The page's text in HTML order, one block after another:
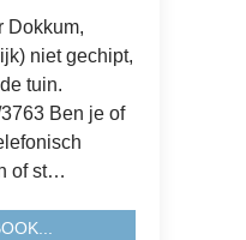
Dokkum,
niet gechipt,
tuin.
Ben je of
of st…